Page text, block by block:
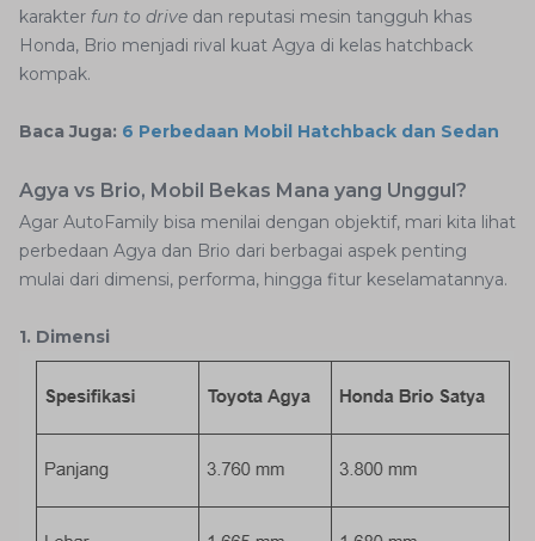
karakter fun to drive dan reputasi mesin tangguh khas
Honda, Brio menjadi rival kuat Agya di kelas hatchback
kompak.
Baca Juga: 6 Perbedaan Mobil Hatchback dan Sedan
Agya vs Brio, Mobil Bekas Mana yang Unggul?
Agar AutoFamily bisa menilai dengan objektif, mari kita lihat
perbedaan Agya dan Brio dari berbagai aspek penting
mulai dari dimensi, performa, hingga fitur keselamatannya.
1. Dimensi